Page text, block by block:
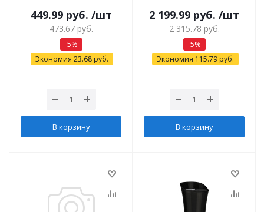
449.99руб. /шт
473.67руб.
-5%
Экономия 23.68 руб.
В корзину
2 199.99 руб. /шт
2 315.78руб.
-5%
Экономия 115.79руб.
В корзину